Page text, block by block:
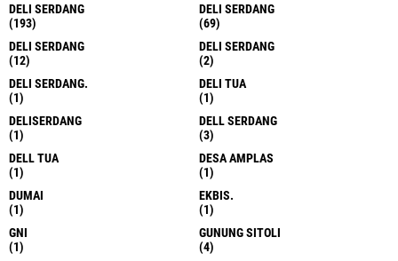
DELI SERDANG
(193)
DELI SERDANG
(69)
DELI SERDANG
(12)
DELI SERDANG
(2)
DELI SERDANG.
(1)
DELI TUA
(1)
DELISERDANG
(1)
DELL SERDANG
(3)
DELL TUA
(1)
DESA AMPLAS
(1)
DUMAI
(1)
EKBIS.
(1)
GNI
(1)
GUNUNG SITOLI
(4)